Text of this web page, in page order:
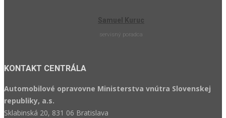
Samuel Kuruc
servisný poradca
KONTAKT CENTRÁLA
Automobilové opravovne Ministerstva vnútra Slovenskej
republiky, a.s.
Sklabinská 20, 831 06 Bratislava